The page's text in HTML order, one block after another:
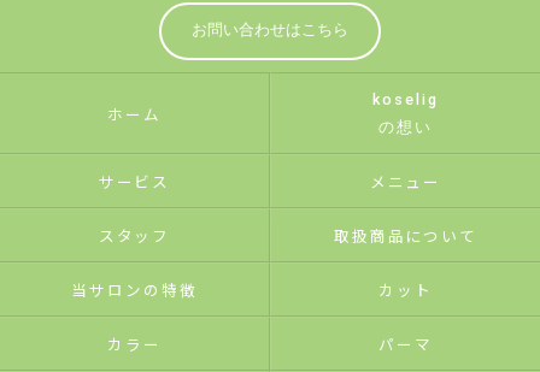
お問い合わせはこちら
ホーム
koselig
の想い
サービス メニュー
スタッフ 取扱商品について
当サロンの特徴 カット
カラー パーマ